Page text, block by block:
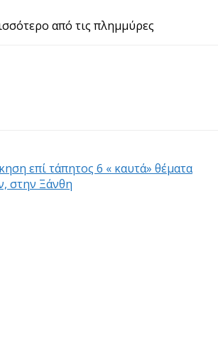
από τις πλημμύρες
επί τάπητος 6 « καυτά» θέματα
στην Ξάνθη